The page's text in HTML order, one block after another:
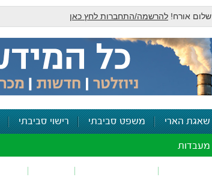
שלום אורח! להרשמה/התחברות לחץ כאן
שאגת הארי משפט סביבתי רישוי סביבתי
מעבדות